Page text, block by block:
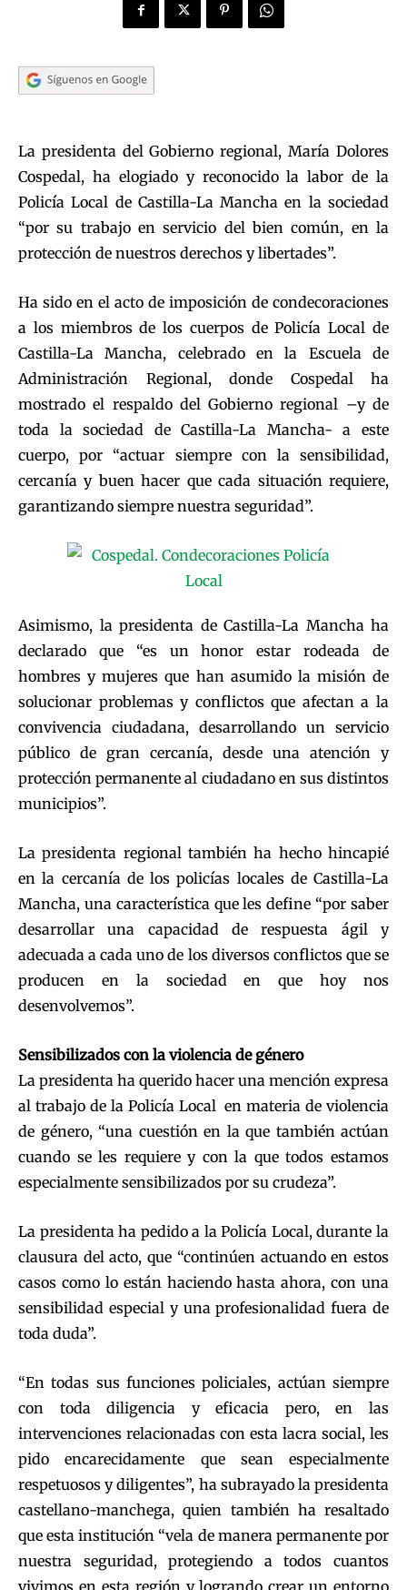
La presidenta del Gobierno regional, María Dolores
Cospedal, ha elogiado y reconocido la labor de la
Policía Local de Castilla-La Mancha en la sociedad
“por su trabajo en servicio del bien común, en la
protección de nuestros derechos y libertades”.
Ha sido en el acto de imposición de condecoraciones
a los miembros de los cuerpos de Policía Local de
Castilla-La Mancha, celebrado en la Escuela de
Administración Regional, donde Cospedal ha
mostrado el respaldo del Gobierno regional –y de
toda la sociedad de Castilla-La Mancha- a este
cuerpo, por “actuar siempre con la sensibilidad,
cercanía y buen hacer que cada situación requiere,
garantizando siempre nuestra seguridad”.
Asimismo, la presidenta de Castilla-La Mancha ha
declarado que “es un honor estar rodeada de
hombres y mujeres que han asumido la misión de
solucionar problemas y conflictos que afectan a la
convivencia ciudadana, desarrollando un servicio
público de gran cercanía, desde una atención y
protección permanente al ciudadano en sus distintos
municipios”.
La presidenta regional también ha hecho hincapié
en la cercanía de los policías locales de Castilla-La
Mancha, una característica que les define “por saber
desarrollar una capacidad de respuesta ágil y
adecuada a cada uno de los diversos conflictos que se
producen en la sociedad en que hoy nos
desenvolvemos”.
Sensibilizados con la violencia de género
La presidenta ha querido hacer una mención expresa
al trabajo de la Policía Local en materia de violencia
de género, “una cuestión en la que también actúan
cuando se les requiere y con la que todos estamos
especialmente sensibilizados por su crudeza”.
La presidenta ha pedido a la Policía Local, durante la
clausura del acto, que “continúen actuando en estos
casos como lo están haciendo hasta ahora, con una
sensibilidad especial y una profesionalidad fuera de
toda duda”.
“En todas sus funciones policiales, actúan siempre
con toda diligencia y eficacia pero, en las
intervenciones relacionadas con esta lacra social, les
pido encarecidamente que sean especialmente
respetuosos y diligentes”, ha subrayado la presidenta
castellano-manchega, quien también ha resaltado
que esta institución “vela de manera permanente por
nuestra seguridad, protegiendo a todos cuantos